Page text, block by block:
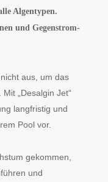
Algentypen.
und Gegenstrom-
aus, um das
„Desalgin Jet“
langfristig und
Pool vor.
gekommen,
und